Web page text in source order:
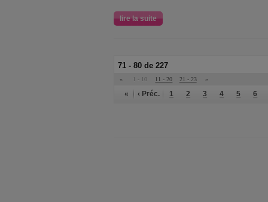
lire la suite
71 - 80 de 227
« 1 - 10 11 - 20 21 - 23 »
« ‹ Préc. 1 2 3 4 5 6